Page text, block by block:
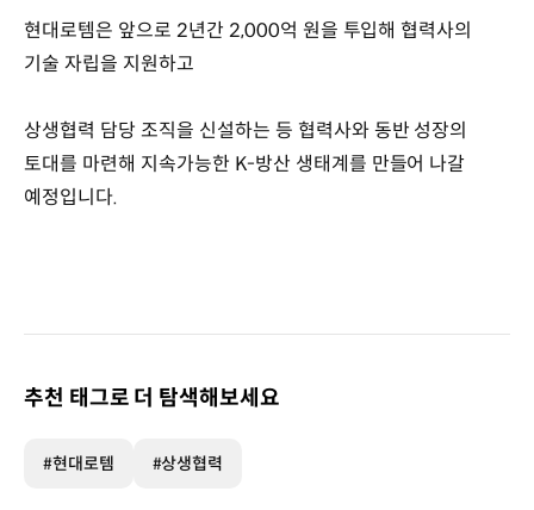
현대로템은 앞으로 2년간 2,000억 원을 투입해 협력사의
기술 자립을 지원하고
상생협력 담당 조직을 신설하는 등 협력사와 동반 성장의
토대를 마련해 지속가능한 K-방산 생태계를 만들어 나갈
예정입니다.
추천 태그로 더 탐색해보세요
#현대로템 #상생협력